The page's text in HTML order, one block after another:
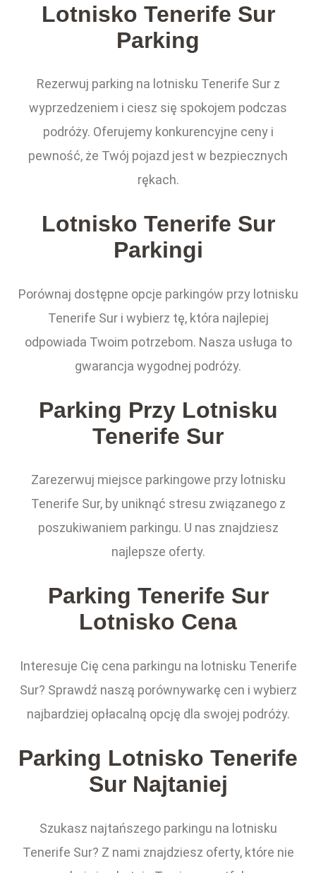
Lotnisko Tenerife Sur
Parking
Rezerwuj parking na lotnisku Tenerife Sur z
wyprzedzeniem i ciesz się spokojem podczas
podróży. Oferujemy konkurencyjne ceny i
pewność, że Twój pojazd jest w bezpiecznych
rękach.
Lotnisko Tenerife Sur
Parkingi
Porównaj dostępne opcje parkingów przy lotnisku
Tenerife Sur i wybierz tę, która najlepiej
odpowiada Twoim potrzebom. Nasza usługa to
gwarancja wygodnej podróży.
Parking Przy Lotnisku
Tenerife Sur
Zarezerwuj miejsce parkingowe przy lotnisku
Tenerife Sur, by uniknąć stresu związanego z
poszukiwaniem parkingu. U nas znajdziesz
najlepsze oferty.
Parking Tenerife Sur
Lotnisko Cena
Interesuje Cię cena parkingu na lotnisku Tenerife
Sur? Sprawdź naszą porównywarkę cen i wybierz
najbardziej opłacalną opcję dla swojej podróży.
Parking Lotnisko Tenerife
Sur Najtaniej
Szukasz najtańszego parkingu na lotnisku
Tenerife Sur? Z nami znajdziesz oferty, które nie